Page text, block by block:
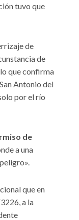
tuvo que
de
de
que confirma
Antonio del
por el río
de
a una
que en
a la